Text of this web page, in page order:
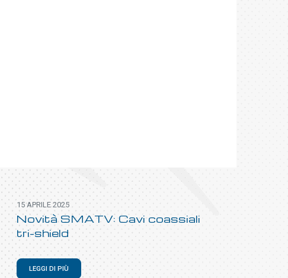
15 APRILE 2025
Novità SMATV: Cavi coassiali
tri-shield
LEGGI DI PIÙ